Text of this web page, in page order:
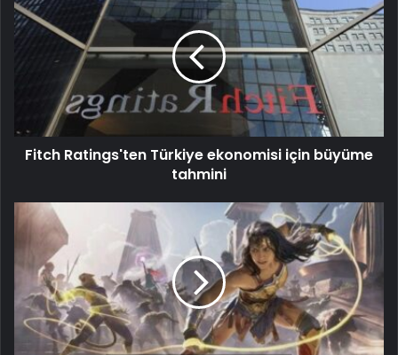
Fitch Ratings'ten Türkiye ekonomisi için büyüme
tahmini